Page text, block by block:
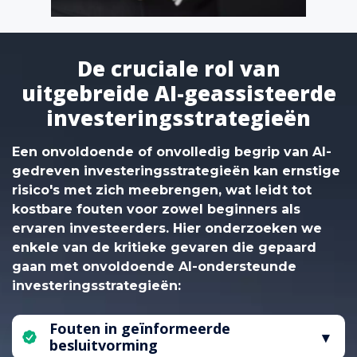
De cruciale rol van
uitgebreide AI-geassisteerde
investeringsstrategieën
Een onvoldoende of onvolledig begrip van AI-
gedreven investeringsstrategieën kan ernstige
risico's met zich meebrengen, wat leidt tot
kostbare fouten voor zowel beginners als
ervaren investeerders. Hier onderzoeken we
enkele van de kritieke gevaren die gepaard
gaan met onvoldoende AI-ondersteunde
investeringsstrategieën:
Fouten in geïnformeerde
besluitvorming